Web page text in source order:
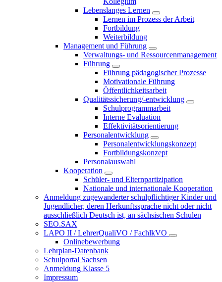
Lebenslanges Lernen
Lernen im Prozess der Arbeit
Fortbildung
Weiterbildung
Management und Führung
Verwaltungs- und Ressourcenmanagement
Führung
Führung pädagogischer Prozesse
Motivationale Führung
Öffentlichkeitsarbeit
Qualitätssicherung/-entwicklung
Schulprogrammarbeit
Interne Evaluation
Effektivitätsorientierung
Personalentwicklung
Personalentwicklungskonzept
Fortbildungskonzept
Personalauswahl
Kooperation
Schüler- und Elternpartizipation
Nationale und internationale Kooperation
Anmeldung zugewanderter schulpflichtiger Kinder und
Jugendlicher, deren Herkunftssprache nicht oder nicht
ausschließlich Deutsch ist, an sächsischen Schulen
SEO.SAX
LAPO II / LehrerQualiVO / FachlkVO
Onlinebewerbung
Lehrplan-Datenbank
Schulportal Sachsen
Anmeldung Klasse 5
Impressum